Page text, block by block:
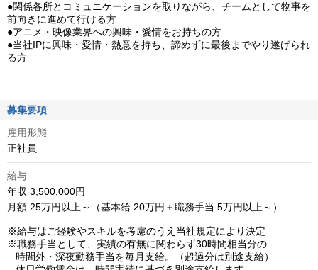
●関係各所とコミュニケーションを取りながら、チームとして物事を
前向きに進めて行ける方
●アニメ・映像業界への興味・愛情をお持ちの方
●当社IPに興味・愛情・熱意を持ち、諦めずに最後までやり遂げられ
る方
募集要項
雇用形態
正社員
給与
年収 3,500,000円
月額 25万円以上～（基本給 20万円＋職務手当 5万円以上～）
※給与はご経験やスキルを考慮のうえ当社規定により決定
※職務手当として、実績の有無に関わらず30時間相当分の